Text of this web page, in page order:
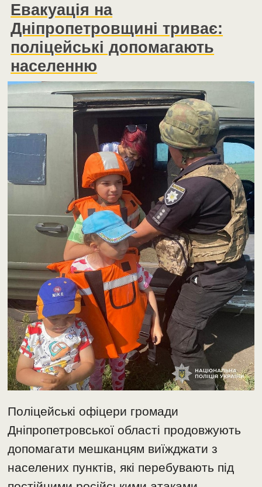
Евакуація на
Дніпропетровщині триває:
поліцейські допомагають
населенню
Поліцейські офіцери громади
Дніпропетровської області продовжують
допомагати мешканцям виїжджати з
населених пунктів, які перебувають під